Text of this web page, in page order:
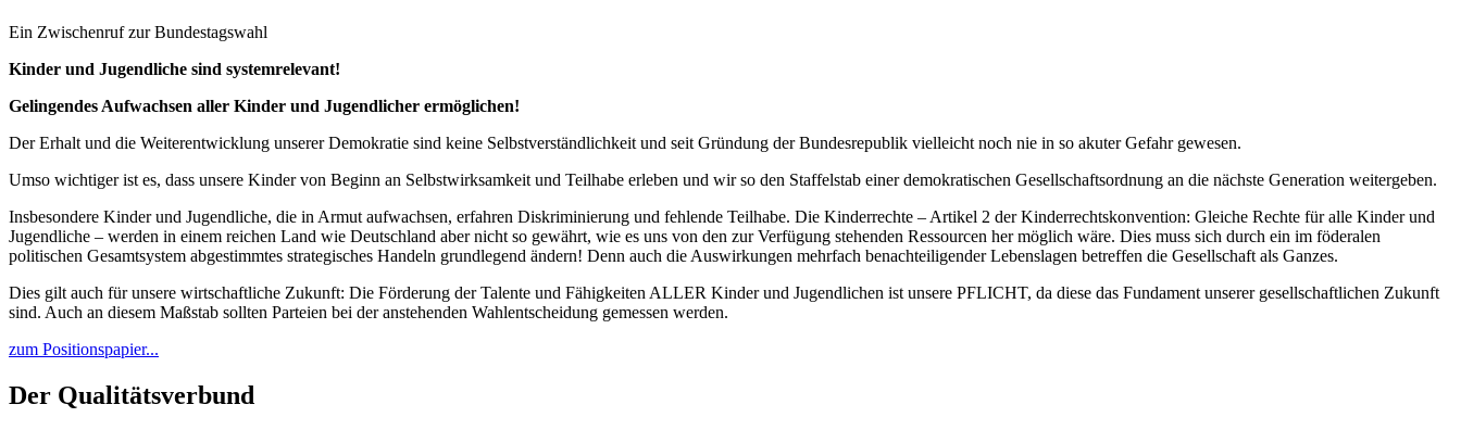
Ein Zwischenruf zur Bundestagswahl
Kinder und Jugendliche sind systemrelevant!
Gelingendes Aufwachsen aller Kinder und Jugendlicher ermöglichen!
Der Erhalt und die Weiterentwicklung unserer Demokratie sind keine Selbstverständlichkeit und seit Gründung der Bundesrepublik vielleicht noch nie in so akuter Gefahr gewesen.
Umso wichtiger ist es, dass unsere Kinder von Beginn an Selbstwirksamkeit und Teilhabe erleben und wir so den Staffelstab einer demokratischen Gesellschaftsordnung an die nächste Generation weitergeben.
Insbesondere Kinder und Jugendliche, die in Armut aufwachsen, erfahren Diskriminierung und fehlende Teilhabe. Die Kinderrechte – Artikel 2 der Kinderrechtskonvention: Gleiche Rechte für alle Kinder und
Jugendliche – werden in einem reichen Land wie Deutschland aber nicht so gewährt, wie es uns von den zur Verfügung stehenden Ressourcen her möglich wäre. Dies muss sich durch ein im föderalen
politischen Gesamtsystem abgestimmtes strategisches Handeln grundlegend ändern! Denn auch die Auswirkungen mehrfach benachteiligender Lebenslagen betreffen die Gesellschaft als Ganzes.
Dies gilt auch für unsere wirtschaftliche Zukunft: Die Förderung der Talente und Fähigkeiten ALLER Kinder und Jugendlichen ist unsere PFLICHT, da diese das Fundament unserer gesellschaftlichen Zukunft
sind. Auch an diesem Maßstab sollten Parteien bei der anstehenden Wahlentscheidung gemessen werden.
zum Positionspapier...
Der Qualitätsverbund